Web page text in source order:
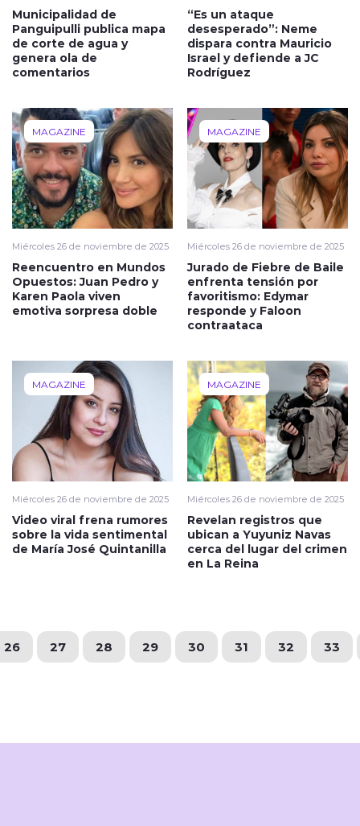
Municipalidad de
Panguipulli publica mapa
de corte de agua y
genera ola de
comentarios
“Es un ataque
desesperado”: Neme
dispara contra Mauricio
Israel y defiende a JC
Rodríguez
MAGAZINE
Miércoles 26 de noviembre de 2025
Reencuentro en Mundos
Opuestos: Juan Pedro y
Karen Paola viven
emotiva sorpresa doble
MAGAZINE
Miércoles 26 de noviembre de 2025
Jurado de Fiebre de Baile
enfrenta tensión por
favoritismo: Edymar
responde y Faloon
contraataca
MAGAZINE
Miércoles 26 de noviembre de 2025
Video viral frena rumores
sobre la vida sentimental
de María José Quintanilla
MAGAZINE
Miércoles 26 de noviembre de 2025
Revelan registros que
ubican a Yuyuniz Navas
cerca del lugar del crimen
en La Reina
26 27 28 29 30 31 32 33